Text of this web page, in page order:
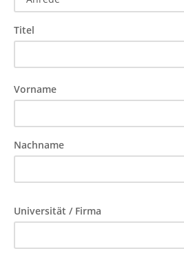
Titel
Vorname
Nachname
Universität / Firma